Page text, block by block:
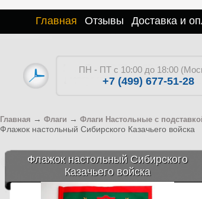
Главная Отзывы Доставка и
ПН - ПТ с 10:00 до 18:00
+7 (499) 677-51-28
Главная → Флаги → Флаги Настольные с
Флажок настольный Сибирского Казачьего войска
Флажок настольный Сибирского
Казачьего войска